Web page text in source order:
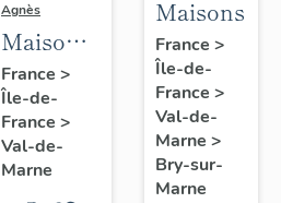
Agnès
Maisons,
Fermes
France >
Île-de-
France >
Val-de-
Marne
Maisons
France >
Île-de-
France >
Val-de-
Marne >
Bry-sur-
Marne